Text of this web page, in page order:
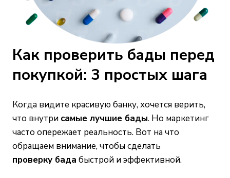
Как проверить бады перед
покупкой: 3 простых шага
Когда видите красивую банку, хочется верить,
что внутри самые лучшие бады. Но маркетинг
часто опережает реальность. Вот на что
обращаем внимание, чтобы сделать
проверку бада быстрой и эффективной.